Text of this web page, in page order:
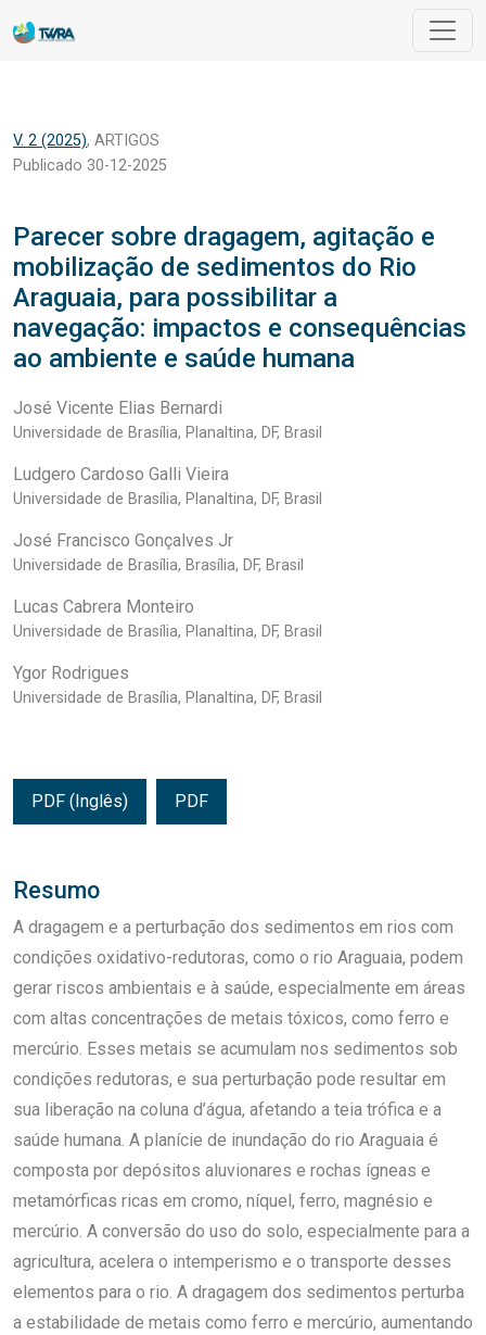
Parecer sobre dragagem, agitação e mobilização de
V. 2 (2025), ARTIGOS
Parecer sobre dragagem, agitação e
mobilização de sedimentos do Rio
Araguaia, para possibilitar a
navegação: impactos e consequências
ao ambiente e saúde humana
Publicado 30-12-2025
José Vicente Elias Bernardi
Universidade de Brasília, Planaltina, DF, Brasil
Ludgero Cardoso Galli Vieira
Universidade de Brasília, Planaltina, DF, Brasil
José Francisco Gonçalves Jr
Universidade de Brasília, Brasília, DF, Brasil
Lucas Cabrera Monteiro
Universidade de Brasília, Planaltina, DF, Brasil
Ygor Rodrigues
Universidade de Brasília, Planaltina, DF, Brasil
PDF (Inglês) PDF
Resumo
A dragagem e a perturbação dos sedimentos em rios com
condições oxidativo-redutoras, como o rio Araguaia, podem
gerar riscos ambientais e à saúde, especialmente em áreas
com altas concentrações de metais tóxicos, como ferro e
mercúrio. Esses metais se acumulam nos sedimentos sob
condições redutoras, e sua perturbação pode resultar em
sua liberação na coluna d’água, afetando a teia trófica e a
saúde humana. A planície de inundação do rio Araguaia é
composta por depósitos aluvionares e rochas ígneas e
metamórficas ricas em cromo, níquel, ferro, magnésio e
mercúrio. A conversão do uso do solo, especialmente para a
agricultura, acelera o intemperismo e o transporte desses
elementos para o rio. A dragagem dos sedimentos perturba
a estabilidade de metais como ferro e mercúrio, aumentando